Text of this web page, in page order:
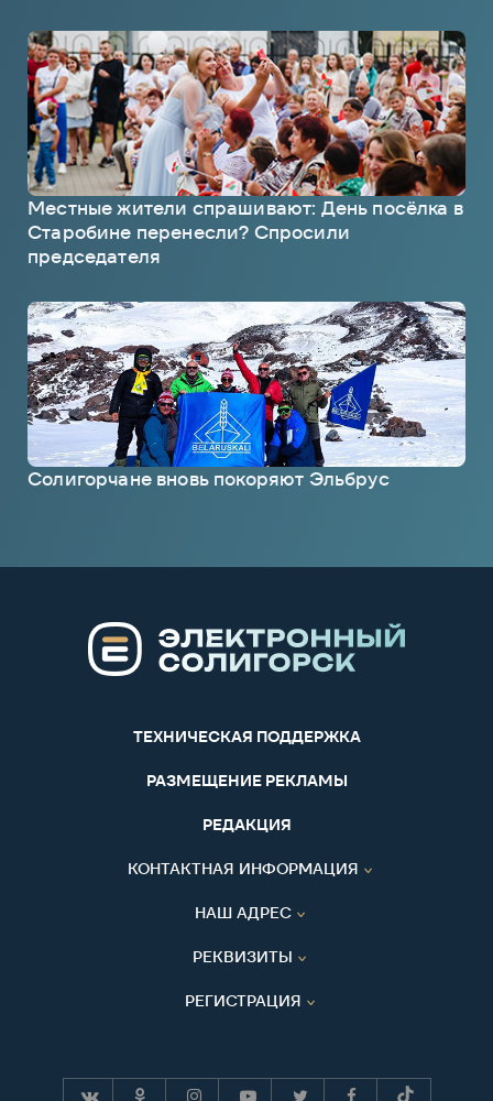
Местные жители спрашивают: День посёлка в
Старобине перенесли? Спросили
председателя
Солигорчане вновь покоряют Эльбрус
ТЕХНИЧЕСКАЯ ПОДДЕРЖКА
РАЗМЕЩЕНИЕ РЕКЛАМЫ
РЕДАКЦИЯ
КОНТАКТНАЯ ИНФОРМАЦИЯ
НАШ АДРЕС
РЕКВИЗИТЫ
РЕГИСТРАЦИЯ